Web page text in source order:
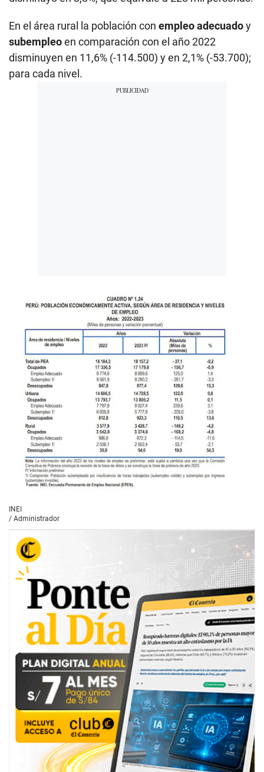
En el área rural la población con empleo adecuadoy
subempleoen comparación con el año 2022
disminuyen en 11,6% (-114.500) y en 2,1% (-53.700);
para cada nivel.
INEI
/ Administrador